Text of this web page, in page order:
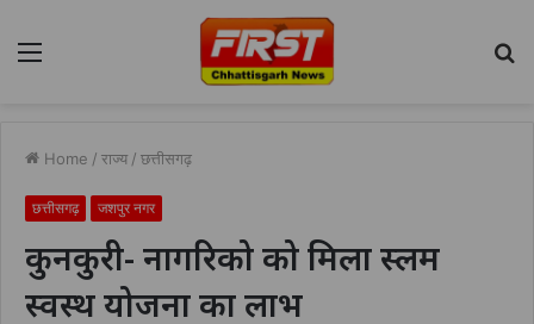
Menu
Home / राज्य / छत्तीसगढ़
छत्तीसगढ़ जशपुर नगर
कुनकुरी- नागरिको को मिला स्लम
स्वस्थ योजना का लाभ